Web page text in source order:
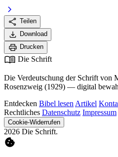
chevron_right
share Teilen
download Download
print Drucken
menu_book Die Schrift
Die Verdeutschung der Schrift von
Rosenzweig (1929) — digital
Entdecken Bibel lesen Artikel
Rechtliches Datenschutz Impressum
Cookie-Widerrufen
2026 Die Schrift.
cookie